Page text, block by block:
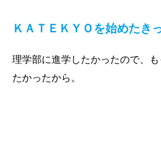
ＫＡＴＥＫＹＯを始めたき
理学部に進学したかったので、
たかったから。